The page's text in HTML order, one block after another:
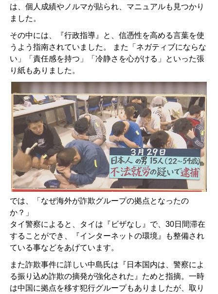
は、個人成績やノルマが貼られ、マニュアルも見つかり
ました。
その中には、『行政指導』と、信憑性を高める言葉を使
うよう指南されていました。 また「ネガティブにならな
い」「責任感を持つ」「冷静さを心がける」といった張
り紙もありました。
では、「なぜ海外が詐欺グループの拠点となったの
か？」
タイ警察によると、タイは『ビザなし』で、30日間滞在
することができ、『インターネットの環境』も整備され
ている事などをあげています。
また詐欺事件に詳しい中島氏は『日本国内は、警察によ
る振り込め詐欺の摘発が強化された』ためと指摘。一時
は中国に拠点を移す犯行グループもありましたが、取り